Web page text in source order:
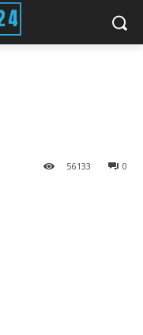
0
56133